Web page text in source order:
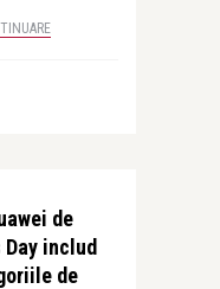
de
Day includ
de